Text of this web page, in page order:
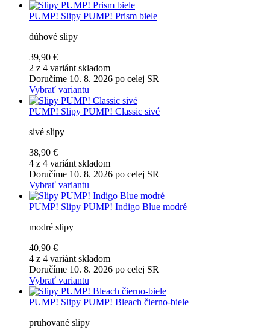
PUMP! Slipy PUMP! Prism biele
dúhové slipy
39,90 €
2 z 4 variánt skladom
Doručíme 10. 8. 2026 po celej SR
Vybrať variantu
PUMP! Slipy PUMP! Classic sivé
sivé slipy
38,90 €
4 z 4 variánt skladom
Doručíme 10. 8. 2026 po celej SR
Vybrať variantu
PUMP! Slipy PUMP! Indigo Blue modré
modré slipy
40,90 €
4 z 4 variánt skladom
Doručíme 10. 8. 2026 po celej SR
Vybrať variantu
PUMP! Slipy PUMP! Bleach čierno-biele
pruhované slipy